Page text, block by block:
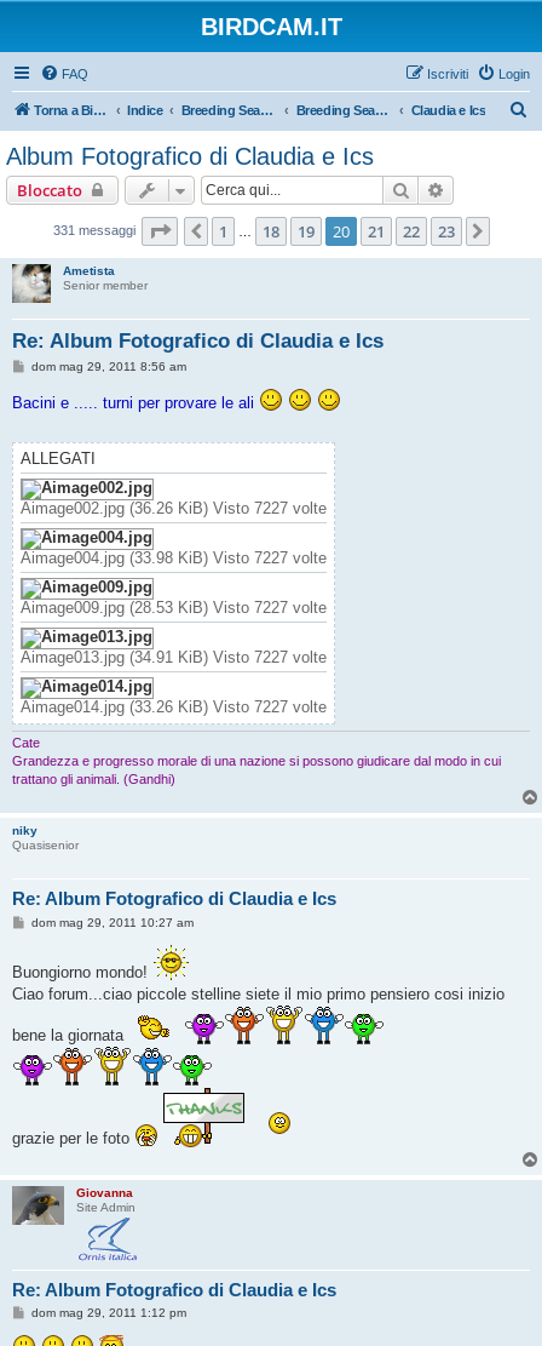
BIRDCAM.IT
FAQ Login
Iscriviti
Torna a Birdcam.it Indice Breeding Seasons 2011 Breeding Season 2011 Claudia e Ics
Album Fotografico di Claudia e Ics
Bloccato Cerca
331 messaggi Pagina 20di23
Precedente
1 18 19 20 21 22 23
Ametista
Senior member
Re: Album Fotografico di Claudia e Ics
M
s
g
o
dom mag 29, 2011 8:56 am
Bacini e ..... turni per provare le ali
ALLEGATI
Aimage002.jpg (36.26 KiB) Visto 7227 volte
Aimage004.jpg (33.98 KiB) Visto 7227 volte
Aimage009.jpg (28.53 KiB) Visto 7227 volte
Aimage013.jpg (34.91 KiB) Visto 7227 volte
Aimage014.jpg (33.26 KiB) Visto 7227 volte
Cate
Grandezza e progresso morale di una nazione si possono giudicare dal modo in cui
trattano gli animali. (Gandhi)
niky
Quasisenior
Re: Album Fotografico di Claudia e Ics
M
a
g
o
dom mag 29, 2011 10:27 am
Buongiorno mondo!
Ciao forum...ciao piccole stelline siete il mio primo pensiero cosi inizio
bene la giornata
grazie per le foto
Giovanna
Site Admin
Re: Album Fotografico di Claudia e Ics
M
s
dom mag 29, 2011 1:12 pm